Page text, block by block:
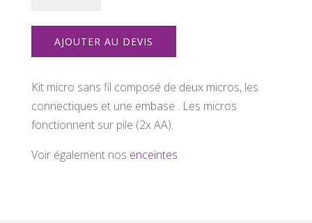
micro
fil
AJOUTER AU DEVIS
Kit micro sans fil composé de deux micros, les
connectiques et une embase . Les micros
fonctionnent sur pile (2x AA).
Voir également nos enceintes